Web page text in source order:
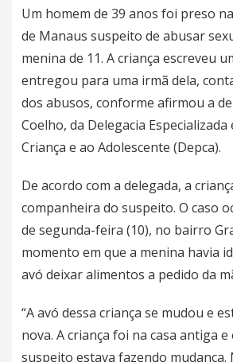
Um homem de 39 anos foi preso
de Manaus suspeito de abusar
menina de 11. A criança escreveu
entregou para uma irmã dela,
dos abusos, conforme afirmou a
Coelho, da Delegacia
Criança e ao Adolescente (Depca).
De acordo com a delegada, a
companheira do suspeito. O caso
de segunda-feira (10), no bairro
momento em que a menina havia
avó deixar alimentos a pedido da
“A avó dessa criança se mudou e
nova. A criança foi na casa antiga
suspeito estava fazendo mudança.